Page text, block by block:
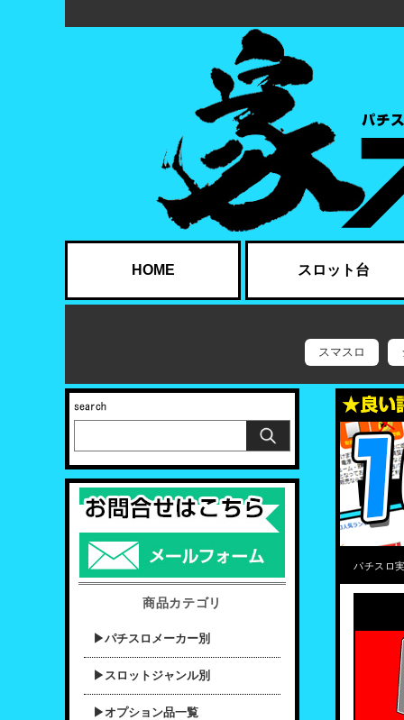
HOME スロット台
スマスロ
パチスロ
商品カテゴリ
▶パチスロメーカー別
▶スロットジャンル別
▶オプション品一覧